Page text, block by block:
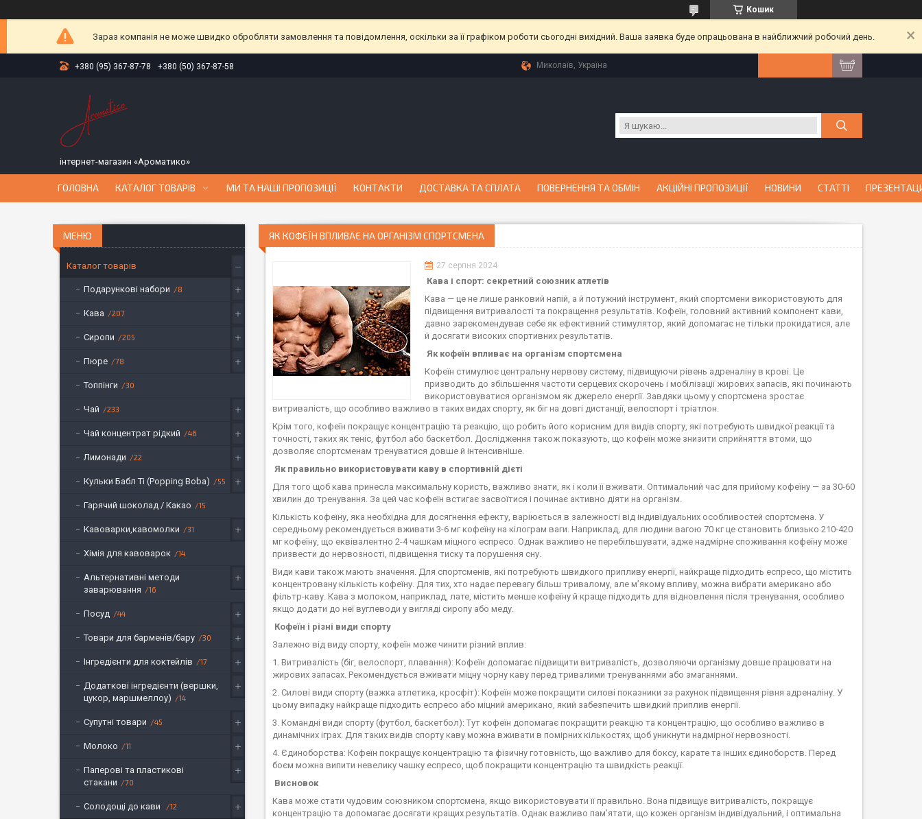
Кошик
Зараз компанія не може швидко обробляти замовлення та повідомлення, оскільки за її графіком роботи сьогодні вихідний. Ваша заявка буде опрацьована в найближчий робочий день.
+380 (95) 367-87-78 +380 (50) 367-87-58 Миколаїв, Україна
інтернет-магазин «Ароматико»
ГОЛОВНА КАТАЛОГ ТОВАРІВ МИ ТА НАШІ ПРОПОЗИЦІЇ КОНТАКТИ ДОСТАВКА ТА СПЛАТА ПОВЕРНЕННЯ ТА ОБМІН АКЦІЙНІ ПРОПОЗИЦІЇ НОВИНИ СТАТТІ
ЯК КОФЕЇН ВПЛИВАЄ НА ОРГАНІЗМ СПОРТСМЕНА
27 серпня 2024
Кава і спорт: секретний союзник атлетів
Кава — це не лише ранковий напій, а й потужний інструмент, який спортсмени використовують для
підвищення витривалості та покращення результатів. Кофеїн, головний активний компонент кави,
давно зарекомендував себе як ефективний стимулятор, який допомагає не тільки прокидатися, але
й досягати високих спортивних результатів.
Як кофеїн впливає на організм спортсмена
Кофеїн стимулює центральну нервову систему, підвищуючи рівень адреналіну в крові. Це
призводить до збільшення частоти серцевих скорочень і мобілізації жирових запасів, які починають
використовуватися організмом як джерело енергії. Завдяки цьому у спортсмена зростає
витривалість, що особливо важливо в таких видах спорту, як біг на довгі дистанції, велоспорт і тріатлон.
Крім того, кофеїн покращує концентрацію та реакцію, що робить його корисним для видів спорту, які потребують швидкої реакції та
точності, таких як теніс, футбол або баскетбол. Дослідження також показують, що кофеїн може знизити сприйняття втоми, що
дозволяє спортсменам тренуватися довше й інтенсивніше.
Як правильно використовувати каву в спортивній дієті
Для того щоб кава принесла максимальну користь, важливо знати, як і коли її вживати. Оптимальний час для прийому кофеїну — за 30-60
хвилин до тренування. За цей час кофеїн встигає засвоїтися і починає активно діяти на організм.
Кількість кофеїну, яка необхідна для досягнення ефекту, варіюється в залежності від індивідуальних особливостей спортсмена. У
середньому рекомендується вживати 3-6 мг кофеїну на кілограм ваги. Наприклад, для людини вагою 70 кг це становить близько 210-420
мг кофеїну, що еквівалентно 2-4 чашкам міцного еспресо. Однак важливо не перебільшувати, адже надмірне споживання кофеїну може
призвести до нервозності, підвищення тиску та порушення сну.
Види кави також мають значення. Для спортсменів, які потребують швидкого припливу енергії, найкраще підходить еспресо, що містить
концентровану кількість кофеїну. Для тих, хто надає перевагу більш тривалому, але м’якому впливу, можна вибрати американо або
фільтр-каву. Кава з молоком, наприклад, лате, містить менше кофеїну й краще підходить для відновлення після тренування, особливо
якщо додати до неї вуглеводи у вигляді сиропу або меду.
Кофеїн і різні види спорту
Залежно від виду спорту, кофеїн може чинити різний вплив:
1. Витривалість (біг, велоспорт, плавання): Кофеїн допомагає підвищити витривалість, дозволяючи організму довше працювати на
жирових запасах. Рекомендується вживати міцну чорну каву перед тривалими тренуваннями або змаганнями.
2. Силові види спорту (важка атлетика, кросфіт): Кофеїн може покращити силові показники за рахунок підвищення рівня адреналіну. У
цьому випадку найкраще підходить еспресо або міцний американо, який забезпечить швидкий приплив енергії.
3. Командні види спорту (футбол, баскетбол): Тут кофеїн допомагає покращити реакцію та концентрацію, що особливо важливо в
динамічних іграх. Для таких видів спорту каву можна вживати в помірних кількостях, щоб уникнути надмірної нервозності.
4. Єдиноборства: Кофеїн покращує концентрацію та фізичну готовність, що важливо для боксу, карате та інших єдиноборств. Перед
боєм можна випити невелику чашку еспресо, щоб покращити концентрацію та швидкість реакції.
Висновок
Кава може стати чудовим союзником спортсмена, якщо використовувати її правильно. Вона підвищує витривалість, покращує
концентрацію та допомагає досягати кращих результатів. Однак важливо пам’ятати, що кожен організм індивідуальний, і оптимальна
Каталог товарів
Подарункові набори 8
Кава 207
Сиропи 205
Пюре 78
Топпінги 30
Чай 233
Чай концентрат рідкий 46
Лимонади 22
Кульки Бабл Ті (Popping Boba) 55
Гарячий шоколад / Какао 15
Кавоварки,кавомолки 31
Хімія для кавоварок 14
Альтернативні методи
заварювання
16
Посуд 44
Товари для барменів/бару 30
Інгредієнти для коктейлів 17
Додаткові інгредієнти (вершки,
цукор, маршмеллоу)
14
Супутні товари 45
Молоко 11
Паперові та пластикові
стакани
70
Солодощі до кави 12